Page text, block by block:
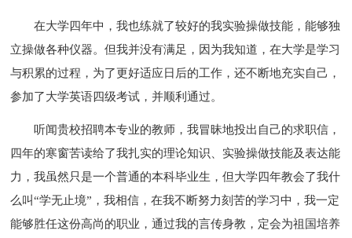
在大学四年中，我也练就了较好的我实验操做技能，能够独
立操做各种仪器。但我并没有满足，因为我知道，在大学是学习
与积累的过程，为了更好适应日后的工作，还不断地充实自己，
参加了大学英语四级考试，并顺利通过。
听闻贵校招聘本专业的教师，我冒昧地投出自己的求职信，
四年的寒窗苦读给了我扎实的理论知识、实验操做技能及表达能
力，我虽然只是一个普通的本科毕业生，但大学四年教会了我什
么叫“学无止境”，我相信，在我不断努力刻苦的学习中，我一定
能够胜任这份高尚的职业，通过我的言传身教，定会为祖国培养